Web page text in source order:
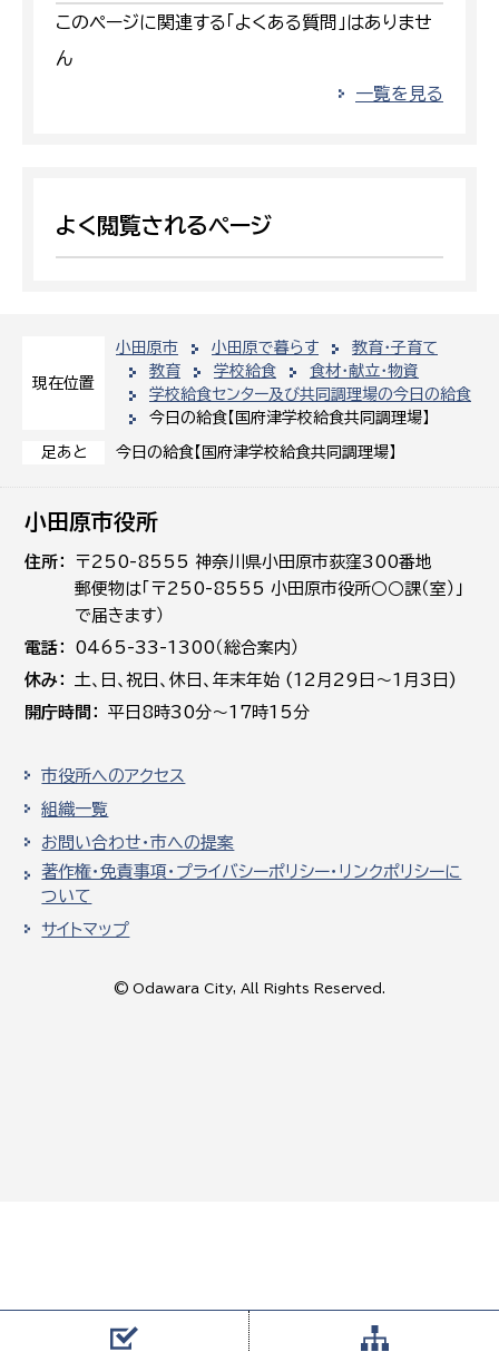
現在位置
小田原市 小田原で暮らす
教育・子育て
教育
学校給食
食材・献立・物資
学校給食センター及び共同調理場の今日の給食
今日の給食【国府津学校給食共同調理場】
足あと 今日の給食【国府津学校給食共同調理場】
このページに関連する「よくある質問」はありませ
ん
一覧を見る
よく閲覧されるページ
小田原市役所
住所
〒250-8555 神奈川県小田原市荻窪300番地
郵便物は「〒250-8555 小田原市役所○○課（室）」
で届きます）
電話
0465-33-1300（総合案内）
休み
土､日､祝日、休日、年末年始 (12月29日～1月3日)
開庁時間
平日8時30分～17時15分
市役所へのアクセス
組織一覧
お問い合わせ・市への提案
著作権・免責事項・プライバシーポリシー・リンクポリシーに
ついて
サイトマップ
© Odawara City, All Rights Reserved.